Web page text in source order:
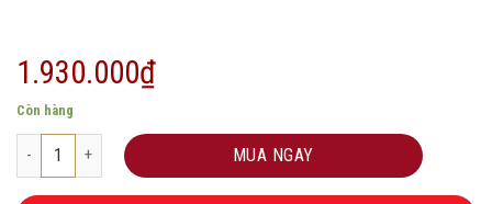
1.930.000₫
Còn hàng
Rượu Vang Pháp Château De Camensac 2016 (Grand Cru Classé) số
MUA NGAY